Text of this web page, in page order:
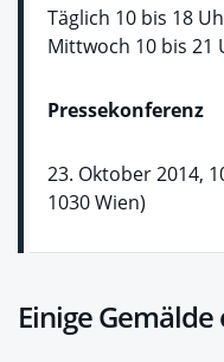
Täglich 10 bis 18
Mittwoch 10 bis 21
Pressekonferenz
23. Oktober 2014,
1030 Wien)
Einige